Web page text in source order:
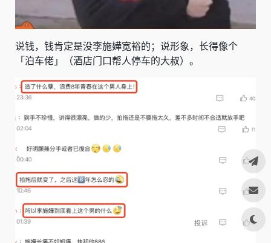
说钱，钱肯定是没李施嬅宽裕的；说形象，长得像个
「泊车佬」（酒店门口帮人停车的大叔）。